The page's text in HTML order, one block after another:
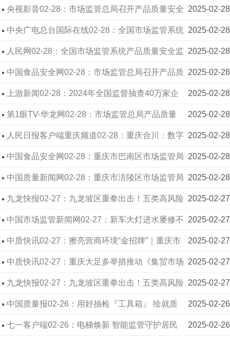
管工作座谈会 2025-02-28
央视影音02-28：市场监管总局召开产品质量安全
监管工作座谈会 2025-02-28
中央广电总台国际在线02-28：全国市场监管系统
产品质量安全监管工作座谈会在渝召开 2025-02-28
人民网02-28：全国市场监管系统产品质量安全监
管工作座谈会在渝召开 2025-02-28
中国食品安全网02-28：市场监管总局召开产品质
量安全监管工作座谈会 2025-02-28
上游新闻02-28：2024年全国监督抽查40万家企
业，处置不合格产品9.7万批次 2025-02-28
第1眼TV-华龙网02-28：市场监管总局产品质量
安全监管工作座谈会在重庆召开 2025-02-28
人民日报客户端重庆频道02-28：重庆合川：数字
赋能政务公开+服务·着力提升服务群众质效 2025-02-28
中国食品安全网02-28：重庆市巴南区市场监管局
举办“党建引领·赋能企业·共话未来”主题沙龙活动 2025-02-28
中国质量新闻网02-28：重庆市涪陵区市场监管局
运用“首违不罚”处置一起食品违法案件 2025-02-27
九龙快报02-27：九龙坡区重拳出击！五类高风险
农产品遭“地毯式”排查，守护市民餐桌安全 2025-02-27
中国市场监管新闻网02-27：新车大灯进水屡修不
好？终于退了！ 2025-02-27
中质快讯02-27：擦亮营商环境“金招牌”｜重庆市
渝北区做优政务服务“小窗口” 2025-02-27
中质快讯02-27：重庆大足多举措推动《集贸市场
计量监督管理办法》走深走实 2025-02-27
九龙快报02-27：九龙坡区重拳出击！五类高风险
农产品遭“地毯式”排查，守护市民餐桌安全 2025-02-26
中国质量报02-26：用好抽检『工具箱』 绘就质
量『同心圆』 ——各地市场监管部门积极推进产品 2025-02-26
七一客户端02-26：电梯焕新 智能监管守护居民